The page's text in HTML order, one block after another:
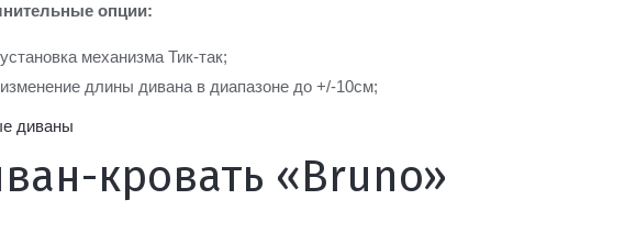
опции:
установка механизма Тик-так;
изменение длины дивана в диапазоне до +/-10см;
диваны
кровать «Bruno»